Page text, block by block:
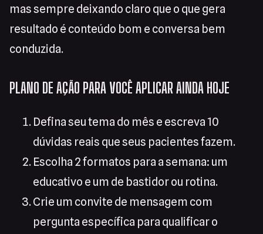
mas sempre deixando claro que o que gera
resultado é conteúdo bom e conversa bem
conduzida.
PLANO DE AÇÃO PARA VOCÊ APLICAR AINDA HOJE
Defina seu tema do mês e escreva 10
dúvidas reais que seus pacientes fazem.
Escolha 2 formatos para a semana: um
educativo e um de bastidor ou rotina.
Crie um convite de mensagem com
pergunta específica para qualificar o